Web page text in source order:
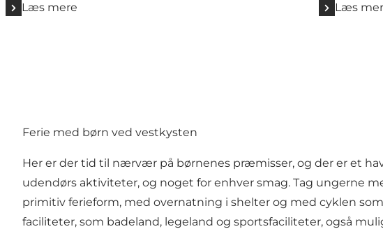
Læs mere Læs
Ferie med børn ved vestkysten
Her er der tid til nærvær på børnenes præmisser, og der er et
udendørs aktiviteter, og noget for enhver smag. Tag ungerne
primitiv ferieform, med overnatning i shelter og med cyklen
faciliteter, som badeland, legeland og sportsfaciliteter, også